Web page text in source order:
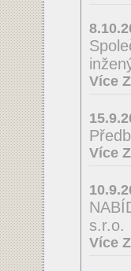
Více
Více
s.r.o.
Více